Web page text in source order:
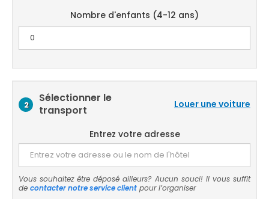
Nombre d'enfants (4-12 ans)
2
Sélectionner le
transport
Louer une voiture
Entrez votre adresse
Vous souhaitez être déposé ailleurs? Aucun souci! Il vous suffit
de contacter notre service client pour l’organiser